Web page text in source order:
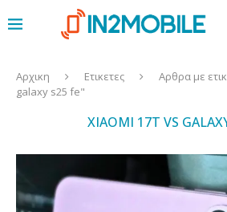
Αρχικη Ετικετες
Αρθρα με
galaxy s25 fe"
XIAOMI 17T VS